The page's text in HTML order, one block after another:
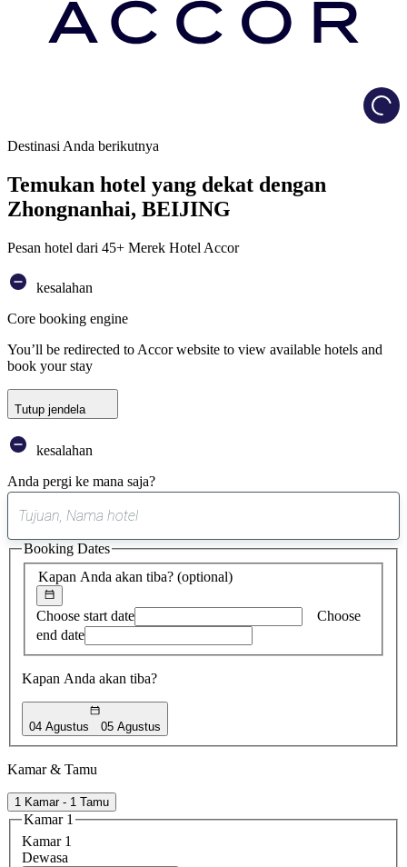
Destinasi Anda berikutnya
Temukan hotel yang dekat dengan
Zhongnanhai, BEIJING
Pesan hotel dari 45+ Merek Hotel Accor
kesalahan
Core booking engine
You’ll be redirected to Accor website to view available hotels and
book your stay
Tutup jendela
kesalahan
Anda pergi ke mana saja?
saran
ditemukan
Kapan Anda akan tiba? (optional)
Choose start date
Choose
end date
Kapan Anda akan tiba?
04 Agustus 05 Agustus
Booking Dates
Kamar & Tamu
1 Kamar - 1 Tamu
Kamar 1
Kamar 1
Dewasa